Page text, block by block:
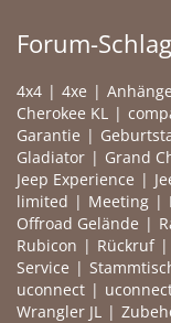
Forum-
4x4 4xe
Cherokee KL
Garantie
Gladiator
Grand
Jeep Experience
limited
Meeting
Offroad Gelände
Rubicon
Rückruf
Service
uconnect
Wrangler JL